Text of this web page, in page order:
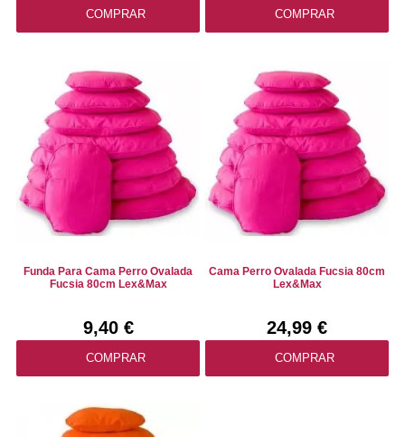
COMPRAR COMPRAR
Funda Para Cama Perro Ovalada
Fucsia 80cm Lex&Max
9,40 €
COMPRAR
Cama Perro Ovalada Fucsia 80cm
Lex&Max
24,99 €
COMPRAR